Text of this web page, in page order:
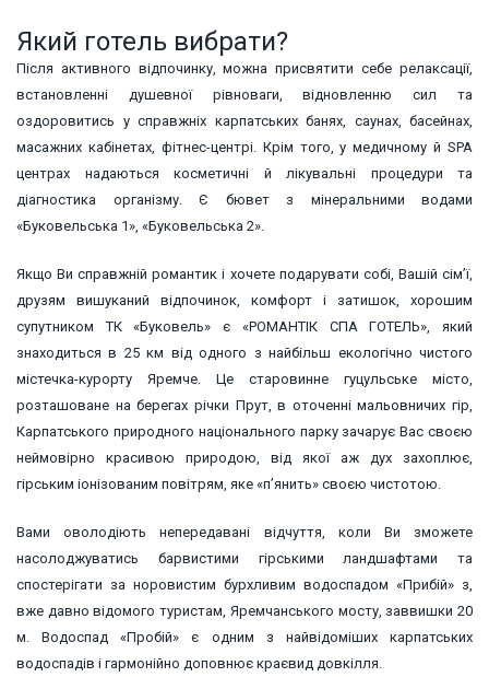
Який готель вибрати?
Після активного відпочинку, можна присвятити себе релаксації,
встановленні душевної рівноваги, відновленню сил та
оздоровитись у справжніх карпатських банях, саунах, басейнах,
масажних кабінетах, фітнес-центрі. Крім того, у медичному й SPA
центрах надаються косметичні й лікувальні процедури та
діагностика організму. Є бювет з мінеральними водами
«Буковельська 1», «Буковельська 2».
Якщо Ви справжній романтик і хочете подарувати собі, Вашій сім’ї,
друзям вишуканий відпочинок, комфорт і затишок, хорошим
супутником ТК «Буковель» є «РОМАНТІК СПА ГОТЕЛЬ», який
знаходиться в 25 км від одного з найбільш екологічно чистого
містечка-курорту Яремче. Це старовинне гуцульське місто,
розташоване на берегах річки Прут, в оточенні мальовничих гір,
Карпатського природного національного парку зачарує Вас своєю
неймовірно красивою природою, від якої аж дух захоплює,
гірським іонізованим повітрям, яке «п’янить» своєю чистотою.
Вами оволодіють непередавані відчуття, коли Ви зможете
насолоджуватись барвистими гірськими ландшафтами та
спостерігати за норовистим бурхливим водоспадом «Прибій» з,
вже давно відомого туристам, Яремчанського мосту, заввишки 20
м. Водоспад «Пробій» є одним з найвідоміших карпатських
водоспадів і гармонійно доповнює краєвид довкілля.